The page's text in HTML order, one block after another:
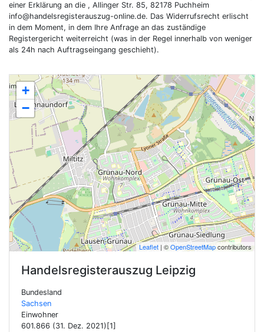
+
−
Leaflet | ©OpenStreetMapcontributors
Handelsregisterauszug Leipzig
Bundesland
Sachsen
Einwohner
601.866 (31. Dez. 2021)[1]
einer Erklärung an die , Allinger Str. 85, 82178 Puchheim
info@handelsregisterauszug-online.de. Das Widerrufsrecht erlischt
in dem Moment, in dem Ihre Anfrage an das zuständige
Registergericht weiterreicht (was in der Regel innerhalb von weniger
als 24h nach Auftragseingang geschieht).